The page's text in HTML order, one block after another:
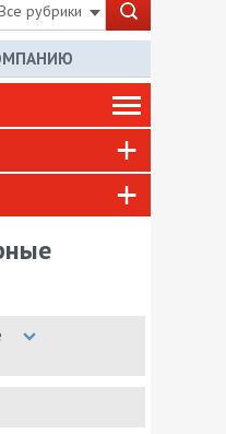
рубрики